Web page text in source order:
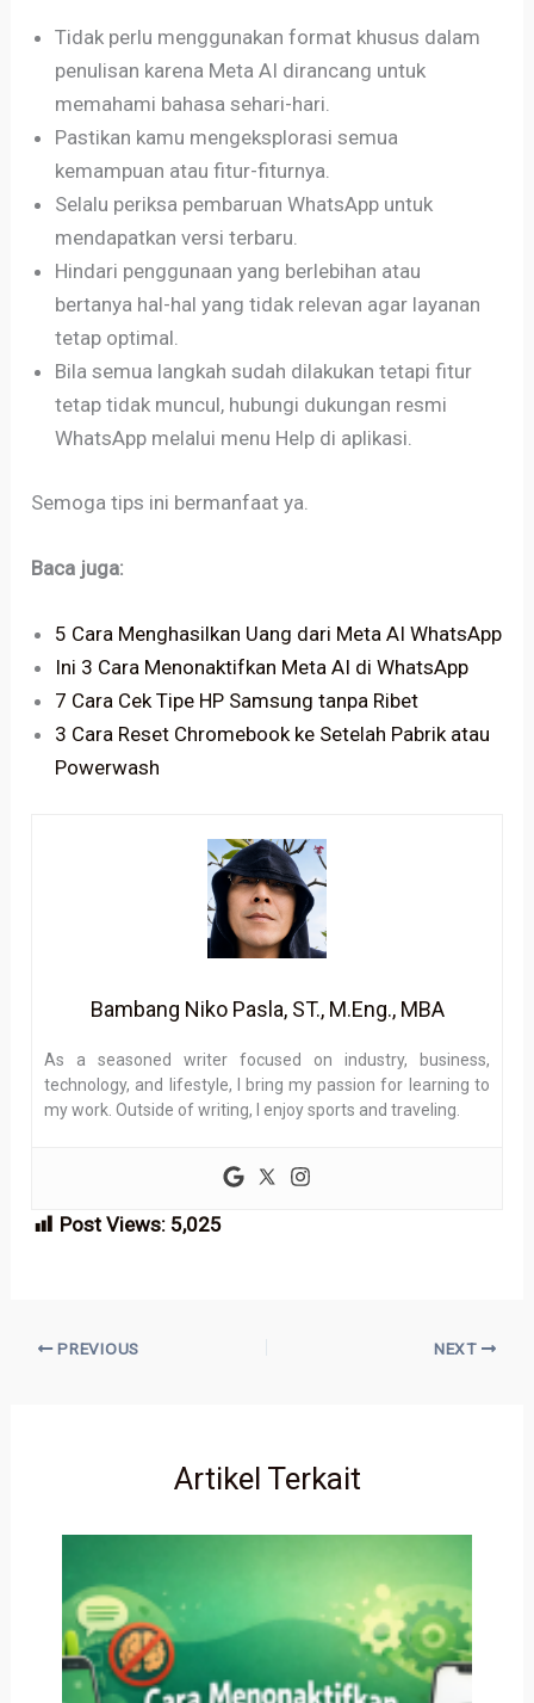
Tidak perlu menggunakan format khusus dalam
penulisan karena Meta AI dirancang untuk
memahami bahasa sehari-hari.
Pastikan kamu mengeksplorasi semua
kemampuan atau fitur-fiturnya.
Selalu periksa pembaruan WhatsApp untuk
mendapatkan versi terbaru.
Hindari penggunaan yang berlebihan atau
bertanya hal-hal yang tidak relevan agar layanan
tetap optimal.
Bila semua langkah sudah dilakukan tetapi fitur
tetap tidak muncul, hubungi dukungan resmi
WhatsApp melalui menu Help di aplikasi.
Semoga tips ini bermanfaat ya.
Baca juga:
5 Cara Menghasilkan Uang dari Meta AI WhatsApp
Ini 3 Cara Menonaktifkan Meta AI di WhatsApp
7 Cara Cek Tipe HP Samsung tanpa Ribet
3 Cara Reset Chromebook ke Setelah Pabrik atau
Powerwash
Bambang Niko Pasla, ST., M.Eng., MBA
As a seasoned writer focused on industry, business,
technology, and lifestyle, I bring my passion for learning to
my work. Outside of writing, I enjoy sports and traveling.
Post Views: 5,025
PREVIOUS NEXT
Artikel Terkait